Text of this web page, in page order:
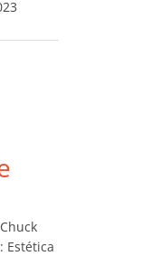
Li
Estética